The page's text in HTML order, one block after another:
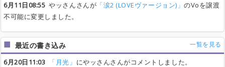
6月11日08:55 やッさんさんが 「涙2 (LOVEヴァージョン)」のVoを譲渡
不可能に変更しました。
最近の書き込み 一覧を見る
6月20日11:03 「月光」 にやッさんさんがコメントしました。